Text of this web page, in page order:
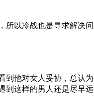
以冷战也是寻求解决问
他对女人妥协，总认为
到这样的男人还是尽早远